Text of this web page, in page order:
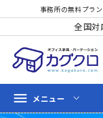
事務所の無料プラ
全国対
menu メニュー